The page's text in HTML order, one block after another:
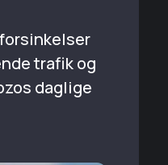
trafik og
daglige